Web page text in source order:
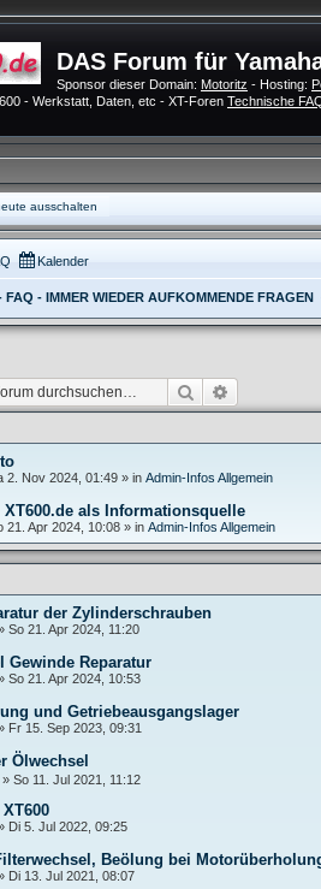
DAS Forum für
Sponsor dieser Domain: Motoritz - Hosting:
- Werkstatt, Daten, etc - XT-Foren Technische
ausschalten
Kalender
FAQ - IMMER WIEDER AUFKOMMENDE FRAGEN
Suche
2. Nov 2024, 01:49 » in Admin-Infos Allgemein
XT600.de als Informationsquelle
21. Apr 2024, 10:08 » in Admin-Infos Allgemein
der Zylinderschrauben
So 21. Apr 2024, 11:20
Gewinde Reparatur
So 21. Apr 2024, 10:53
und Getriebeausgangslager
Fr 15. Sep 2023, 09:31
Ölwechsel
» So 11. Jul 2021, 11:12
Di 5. Jul 2022, 09:25
Beölung bei
Di 13. Jul 2021, 08:07